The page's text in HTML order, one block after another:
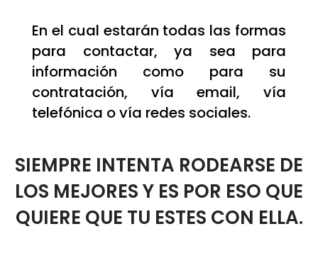
En el cual estarán todas las formas
para contactar, ya sea para
información como para su
contratación, vía email, vía
telefónica o vía redes sociales.
SIEMPRE INTENTA RODEARSE DE
LOS MEJORES Y ES POR ESO QUE
QUIERE QUE TU ESTES CON ELLA.